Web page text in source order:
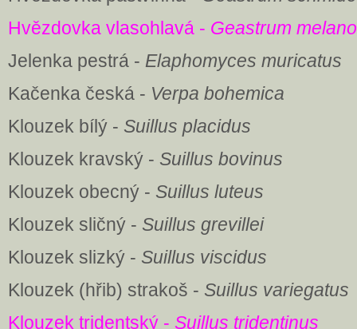
Hvězdovka vlasohlavá - Geastrum
Jelenka pestrá - Elaphomyces muricatus
Kačenka česká - Verpa bohemica
Klouzek bílý - Suillus placidus
Klouzek kravský - Suillus bovinus
Klouzek obecný - Suillus luteus
Klouzek sličný - Suillus grevillei
Klouzek slizký - Suillus viscidus
Klouzek (hřib) strakoš - Suillus variegatus
Klouzek tridentský - Suillus tridentinus